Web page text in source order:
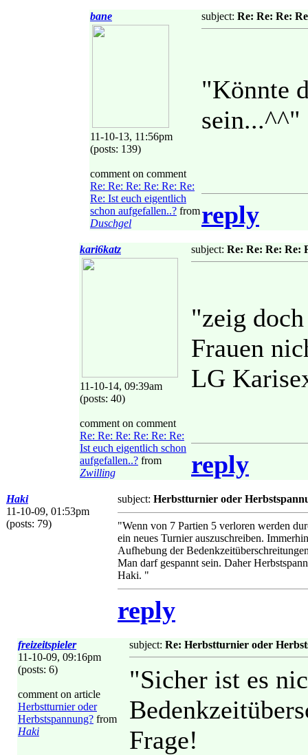
bane
11-10-13, 11:56pm
(posts: 139)
comment on comment
Re: Re: Re: Re: Re: Re:
Re: Ist euch eigentlich
schon aufgefallen..? from
Duschgel
subject: Re: Re: Re:
"Könnte
sein...^^"
reply
kari6katz
11-10-14, 09:39am
(posts: 40)
comment on comment
Re: Re: Re: Re: Re: Re:
Ist euch eigentlich schon
aufgefallen..? from
Zwilling
subject: Re: Re: Re: Re:
"zeig
Frauen
LG
reply
Haki
11-10-09, 01:53pm
(posts: 79)
subject: Herbstturnier oder
"Wenn von 7 Partien 5 verloren werden
ein neues Turnier auszuschreiben.
Aufhebung der
Man darf gespannt sein. Daher
Haki. "
reply
freizeitspieler
11-10-09, 09:16pm
(posts: 6)
comment on article
Herbstturnier oder
Herbstspannung? from
Haki
subject: Re: Herbstturnier oder
"Sicher ist es
Frage!